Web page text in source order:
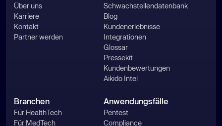
Über uns
Karriere
Kontakt
Partner werden
Schwachstellendatenbank
Blog
Kundenerlebnisse
Integrationen
Glossar
Pressekit
Kundenbewertungen
Aikido Intel
Branchen
Für HealthTech
Für MedTech
Anwendungsfälle
Pentest
Compliance